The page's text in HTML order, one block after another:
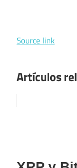
Source link
Artículos